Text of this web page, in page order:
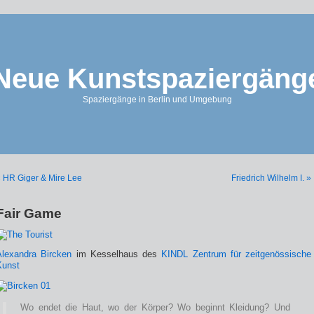
Spaziergänge in Berlin und Umgebung
HR Giger & Mire Lee Friedrich Wilhelm I. »
Game
Bircken im Kesselhaus des
KINDL Zentrum für zeitgenössische
Wo endet die Haut, wo der Körper? Wo beginnt Kleidung? Und